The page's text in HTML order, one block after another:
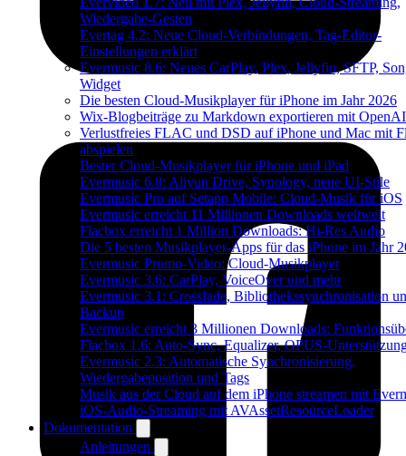
Wiedergabe-Gesten
Evertag 4.2: Neue Cloud-Verbindungen, Tag-Editor-
Einstellungen erklärt
Evermusic 8.6: Neues CarPlay, Plex, Jellyfin, SFTP,
Widget
Die besten Cloud-Musikplayer für iPhone im Jahr 2026
Wix-Blogbeiträge zu Markdown exportieren mit OpenAI
Verlustfreies FLAC und DSD auf iPhone und Mac mit
abspielen
Bester Cloud-Musikplayer für iPhone und iPad
Evermusic 6.8: Aliyun Drive, Synology, neue UI-Stile
Evermusic Pro auf Setapp Mobile: Cloud-Musik für iOS
Evermusic erreicht 11 Millionen Downloads weltweit
Flacbox erreicht 1 Million Downloads: Hi-Res Audio
Die 5 besten Musikplayer-Apps für das iPhone im Jahr
Evermusic Promo-Video: Cloud-Musikplayer
Evermusic 3.6: CarPlay, VoiceOver und mehr
Evermusic 3.1: Crossfade, Bibliothekssynchronisation
Backup
Evermusic erreicht 3 Millionen Downloads:
Flacbox 1.6: Auto-Sync, Equalizer, OPUS-
Evermusic 2.3: Automatische Synchronisierung,
Wiedergabeposition und Tags
Musik aus der Cloud auf dem iPhone streamen mit
iOS-Audio-Streaming mit AVAssetResourceLoader
Dokumentation
Anleitungen